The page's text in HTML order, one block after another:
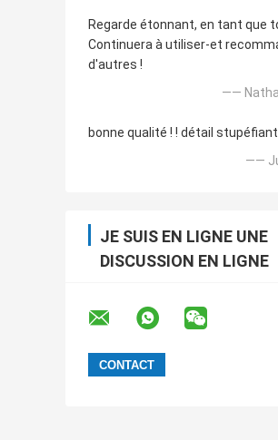
Regarde étonnant, en tant que
Continuera à utiliser-et
d'autres !
——
bonne qualité ! ! détail stupéfiant
——
JE SUIS EN LIGNE UNE
DISCUSSION EN LIGNE